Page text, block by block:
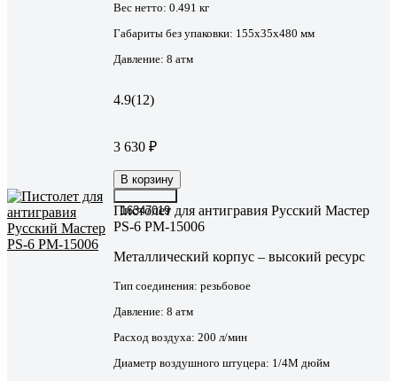
Вес нетто: 0.491 кг
Габариты без упаковки: 155х35х480 мм
Давление: 8 атм
4.9(12)
3 630 ₽
В корзину
16347019
Пистолет для антигравия Русский Мастер
PS-6 РМ-15006
Металлический корпус – высокий ресурс
Тип соединения: резьбовое
Давление: 8 атм
Расход воздуха: 200 л/мин
Диаметр воздушного штуцера: 1/4М дюйм